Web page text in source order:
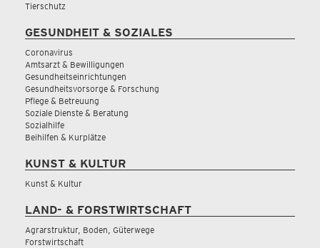
Tierschutz
GESUNDHEIT & SOZIALES
Coronavirus
Amtsarzt & Bewilligungen
Gesundheitseinrichtungen
Gesundheitsvorsorge & Forschung
Pflege & Betreuung
Soziale Dienste & Beratung
Sozialhilfe
Beihilfen & Kurplätze
KUNST & KULTUR
Kunst & Kultur
LAND- & FORSTWIRTSCHAFT
Agrarstruktur, Boden, Güterwege
Forstwirtschaft